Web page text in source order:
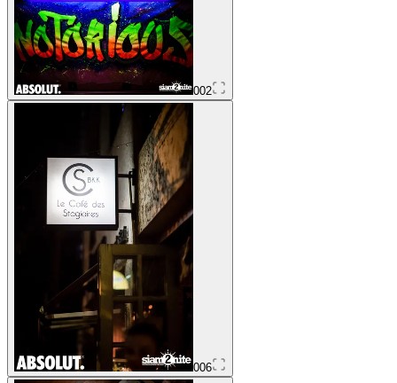
002
006